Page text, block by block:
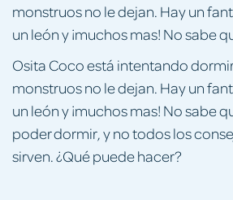
monstruos no le dejan. Hay un
un león y ¡muchos mas! No sabe
Osita Coco está intentando
monstruos no le dejan. Hay un
un león y ¡muchos mas! No sabe
poder dormir, y no todos los
sirven. ¿Qué puede hacer?